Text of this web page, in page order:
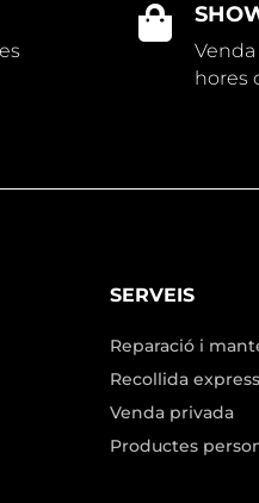

hores
SERVEIS
Reparació i
Recollida express
Venda privada
Productes